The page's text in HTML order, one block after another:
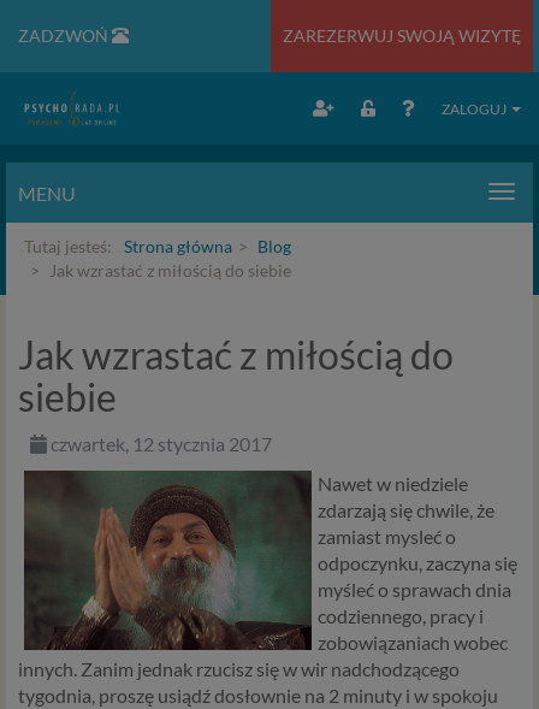
ZADZWOŃ ZAREZERWUJ SWOJĄ WIZYTĘ
ZALOGUJ
MENU
Tutaj jesteś: Strona główna
Blog
Jak wzrastać z miłością do siebie
Jak wzrastać z miłością do
siebie
czwartek, 12 stycznia 2017
Nawet w niedziele
zdarzają się chwile, że
zamiast mysleć o
odpoczynku, zaczyna się
myśleć o sprawach dnia
codziennego, pracy i
zobowiązaniach wobec
innych. Zanim jednak rzucisz się w wir nadchodzącego
tygodnia, proszę usiądź dosłownie na 2 minuty i w spokoju